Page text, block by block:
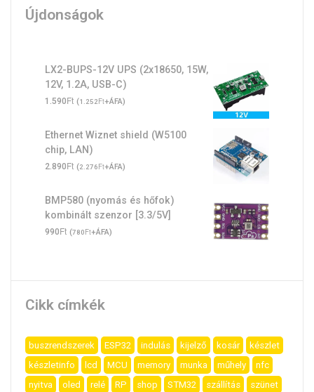
Újdonságok
LX2-BUPS-12V UPS (2x18650, 15W,
12V, 1.2A, USB-C)
1.590Ft (1.252Ft+ÁFA)
Ethernet Wiznet shield (W5100
chip, LAN)
2.890Ft (2.276Ft+ÁFA)
BMP580 (nyomás és hőfok)
kombinált szenzor [3.3/5V]
990Ft (780Ft+ÁFA)
Cikk címkék
buszrendszerek ESP32 indulás kijelző kosár
készlet
készletinfo
lcd MCU memory munka műhely
nfc
nyitva
oled relé RP shop STM32 szállítás
szünet